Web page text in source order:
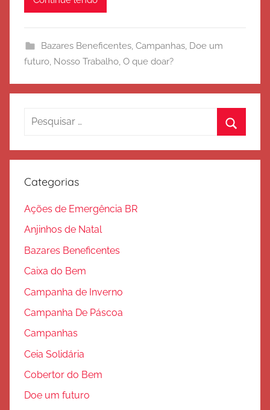
t
e
v
Bazares Beneficentes, Campanhas, Doe um
futuro, Nosso Trabalho, O que doar?
Pesquisar
Categorias
Ações de Emergência BR
Anjinhos de Natal
Bazares Beneficentes
Caixa do Bem
Campanha de Inverno
Campanha De Páscoa
Campanhas
Ceia Solidária
Cobertor do Bem
Doe um futuro